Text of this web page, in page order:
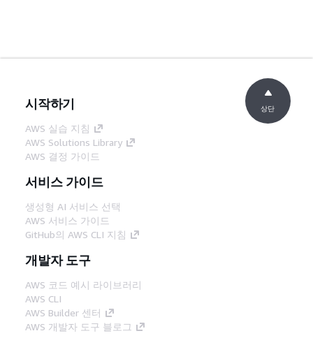
시작하기
AWS 실습 지침
AWS Solutions Library
AWS 결정 가이드
서비스 가이드
생성형 AI 서비스 선택
AWS 서비스 가이드
GitHub의 AWS CLI 지침
개발자 도구
AWS 코드 예시 라이브러리
AWS CLI
AWS Builder 센터
AWS 개발자 도구 블로그
상단